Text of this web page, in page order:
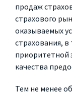
продаж
страхового
оказываемых
страхования, в
приоритетной
качества
Тем не менее